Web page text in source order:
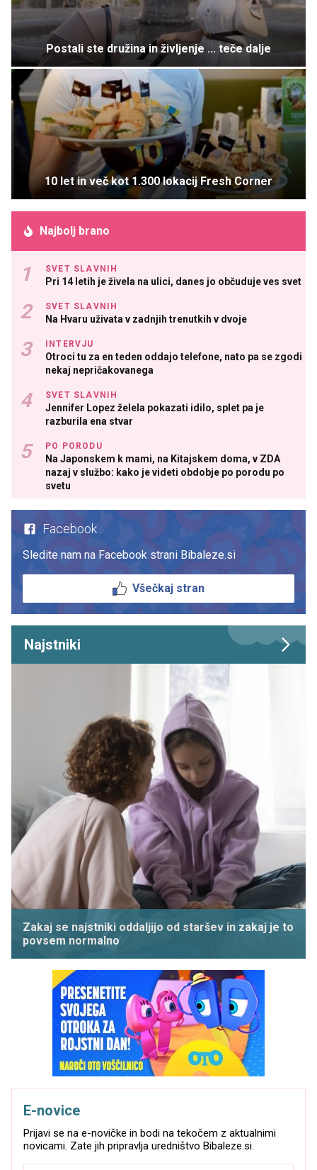
Postali ste družina in življenje ... teče dalje
10 let in več kot 1.300 lokacij Fresh Corner
Najbolj brano
SVET SLAVNIH
Pri 14 letih je živela na ulici, danes jo občuduje ves svet
SVET SLAVNIH
Na Hvaru uživata v zadnjih trenutkih v dvoje
INTERVJU
Otroci tu za en teden oddajo telefone, nato pa se zgodi
nekaj nepričakovanega
SVET SLAVNIH
Jennifer Lopez želela pokazati idilo, splet pa je
razburila ena stvar
PO PORODU
Na Japonskem k mami, na Kitajskem doma, v ZDA
nazaj v službo: kako je videti obdobje po porodu po
svetu
Facebook
Sledite nam na Facebook strani Bibaleze.si
Všečkaj stran
Najstniki
Zakaj se najstniki oddaljijo od staršev in zakaj je to
povsem normalno
E-novice
Prijavi se na e-novičke in bodi na tekočem z aktualnimi
novicami. Zate jih pripravlja uredništvo Bibaleze.si.